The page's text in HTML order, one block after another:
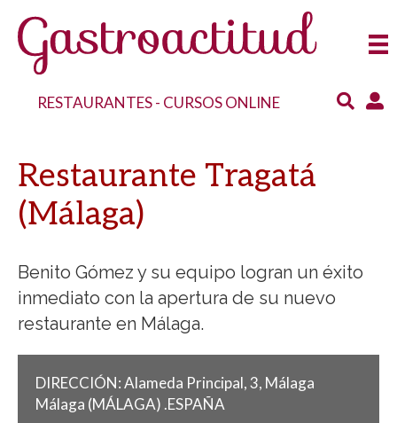
RESTAURANTES- CURSOS ONLINE
Restaurante Tragatá
(Málaga)
Benito Gómez y su equipo logran un éxito
inmediato con la apertura de su nuevo
restaurante en Málaga.
DIRECCIÓN:Alameda Principal, 3, Málaga
Málaga (MÁLAGA) .ESPAÑA